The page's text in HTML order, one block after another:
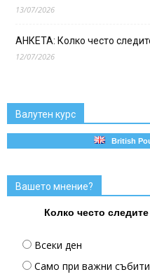
13/07/2026
АНКЕТА: Колко често
12/07/2026
Валутен курс
British
Вашето мнение?
Колко често
Всеки ден
Само при важни